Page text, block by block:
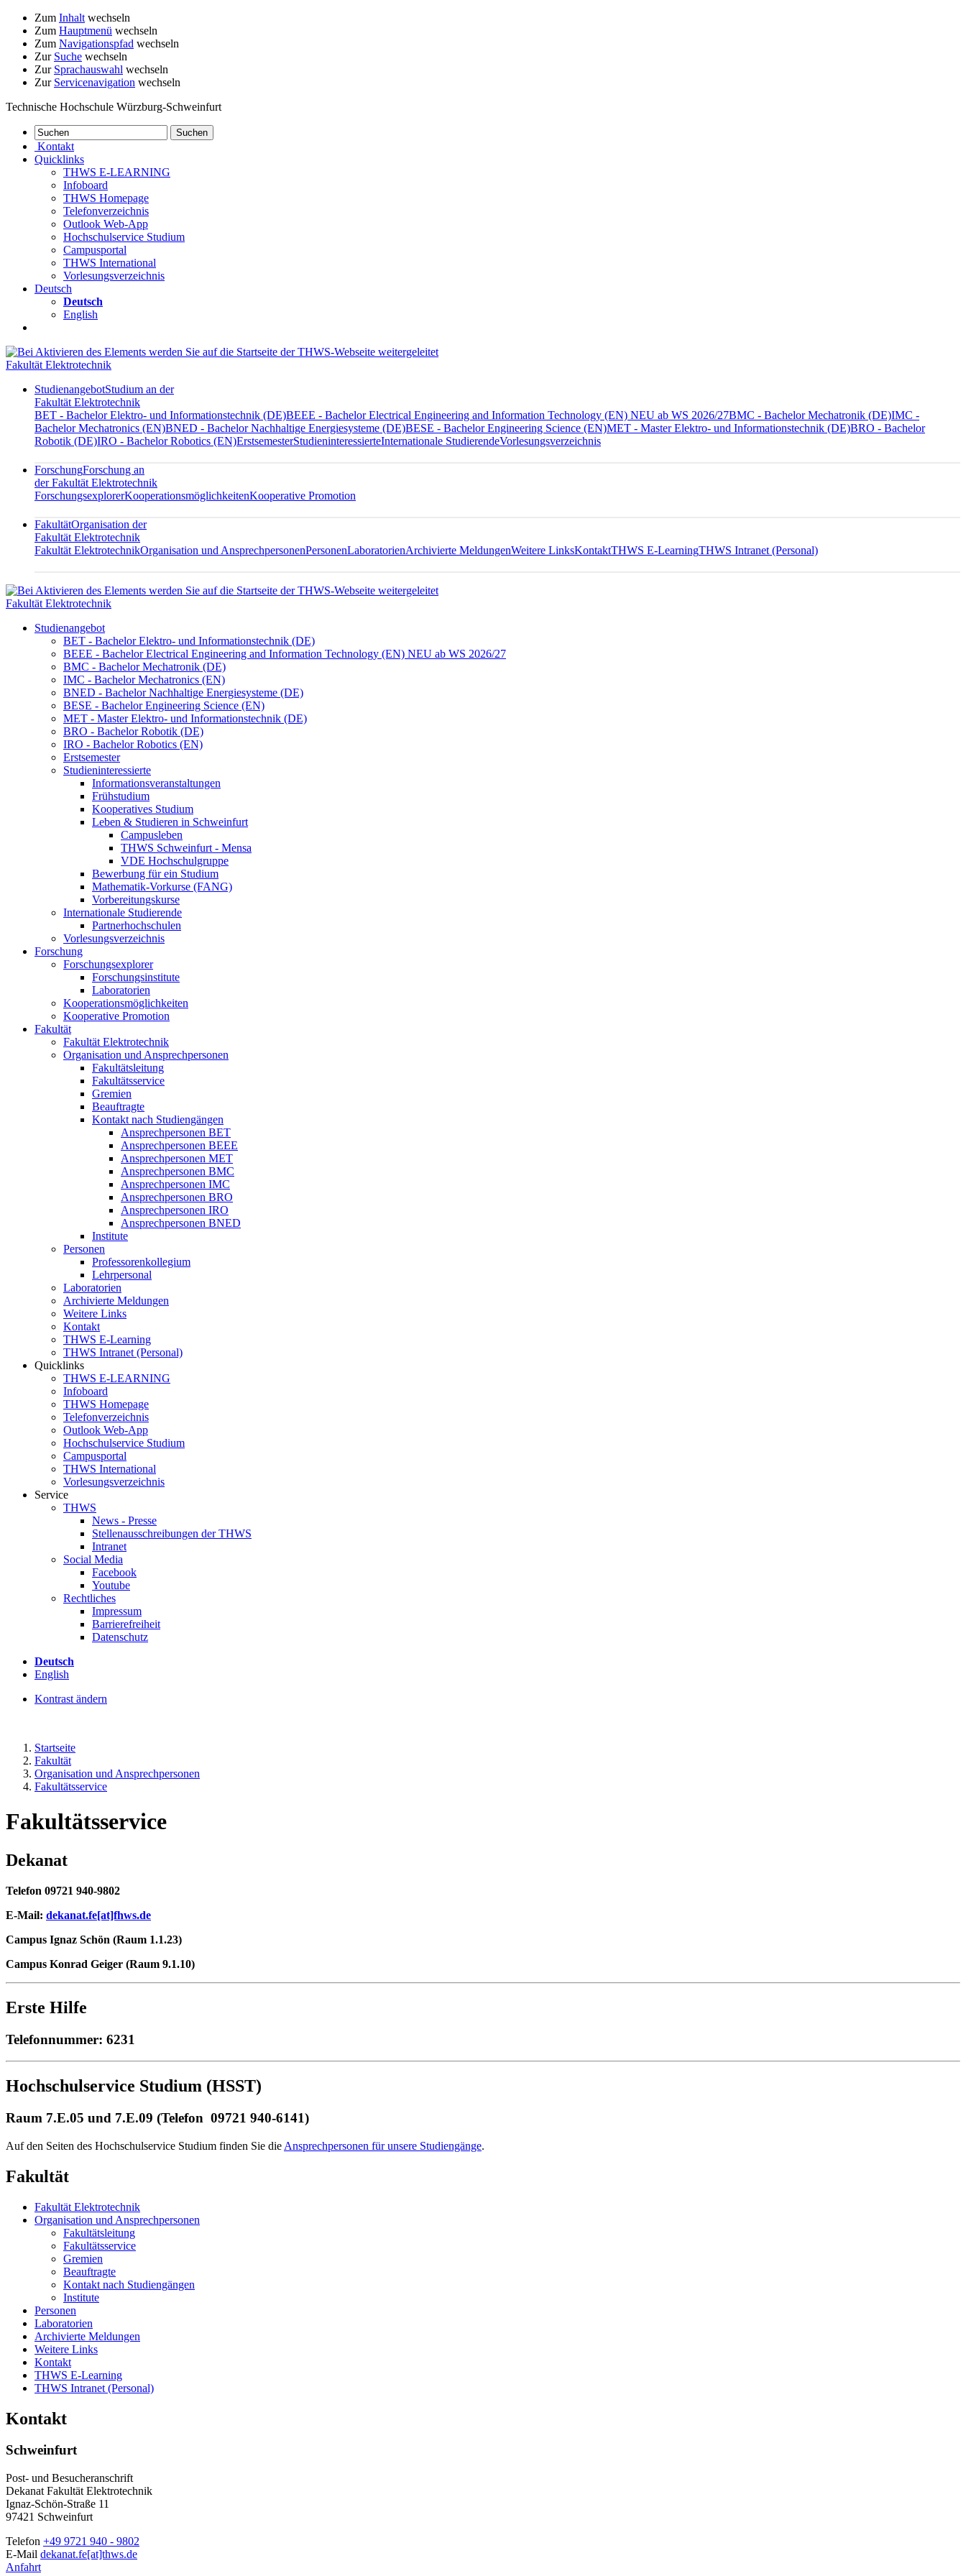
Zum Inhalt wechseln
Zum Hauptmenü wechseln
Zum Navigationspfad wechseln
Zur Suche wechseln
Zur Sprachauswahl wechseln
Zur Servicenavigation wechseln
Technische Hochschule Würzburg-Schweinfurt
Kontakt
Quicklinks
THWS E-LEARNING
Infoboard
THWS Homepage
Telefonverzeichnis
Outlook Web-App
Hochschulservice Studium
Campusportal
THWS International
Vorlesungsverzeichnis
Deutsch
Deutsch
English
Fakultät Elektrotechnik
StudienangebotStudium an der
Fakultät Elektrotechnik
BET - Bachelor Elektro- und Informationstechnik (DE)BEEE - Bachelor Electrical Engineering and Information Technology (EN) NEU ab WS 2026/27BMC - Bachelor Mechatronik (DE)IMC -
Bachelor Mechatronics (EN)BNED - Bachelor Nachhaltige Energiesysteme (DE)BESE - Bachelor Engineering Science (EN)MET - Master Elektro- und Informationstechnik (DE)BRO - Bachelor
Robotik (DE)IRO - Bachelor Robotics (EN)ErstsemesterStudieninteressierteInternationale StudierendeVorlesungsverzeichnis
ForschungForschung an
der Fakultät Elektrotechnik
ForschungsexplorerKooperationsmöglichkeitenKooperative Promotion
FakultätOrganisation der
Fakultät Elektrotechnik
Fakultät ElektrotechnikOrganisation und AnsprechpersonenPersonenLaboratorienArchivierte MeldungenWeitere LinksKontaktTHWS E-LearningTHWS Intranet (Personal)
Fakultät Elektrotechnik
Studienangebot
BET - Bachelor Elektro- und Informationstechnik (DE)
BEEE - Bachelor Electrical Engineering and Information Technology (EN) NEU ab WS 2026/27
BMC - Bachelor Mechatronik (DE)
IMC - Bachelor Mechatronics (EN)
BNED - Bachelor Nachhaltige Energiesysteme (DE)
BESE - Bachelor Engineering Science (EN)
MET - Master Elektro- und Informationstechnik (DE)
BRO - Bachelor Robotik (DE)
IRO - Bachelor Robotics (EN)
Erstsemester
Studieninteressierte
Informationsveranstaltungen
Frühstudium
Kooperatives Studium
Leben & Studieren in Schweinfurt
Campusleben
THWS Schweinfurt - Mensa
VDE Hochschulgruppe
Bewerbung für ein Studium
Mathematik-Vorkurse (FANG)
Vorbereitungskurse
Internationale Studierende
Partnerhochschulen
Vorlesungsverzeichnis
Forschung
Forschungsexplorer
Forschungsinstitute
Laboratorien
Kooperationsmöglichkeiten
Kooperative Promotion
Fakultät
Fakultät Elektrotechnik
Organisation und Ansprechpersonen
Fakultätsleitung
Fakultätsservice
Gremien
Beauftragte
Kontakt nach Studiengängen
Ansprechpersonen BET
Ansprechpersonen BEEE
Ansprechpersonen MET
Ansprechpersonen BMC
Ansprechpersonen IMC
Ansprechpersonen BRO
Ansprechpersonen IRO
Ansprechpersonen BNED
Institute
Personen
Professorenkollegium
Lehrpersonal
Laboratorien
Archivierte Meldungen
Weitere Links
Kontakt
THWS E-Learning
THWS Intranet (Personal)
Quicklinks
THWS E-LEARNING
Infoboard
THWS Homepage
Telefonverzeichnis
Outlook Web-App
Hochschulservice Studium
Campusportal
THWS International
Vorlesungsverzeichnis
Service
THWS
News - Presse
Stellenausschreibungen der THWS
Intranet
Social Media
Facebook
Youtube
Rechtliches
Impressum
Barrierefreiheit
Datenschutz
Deutsch
English
Kontrast ändern
Startseite
Fakultät
Organisation und Ansprechpersonen
Fakultätsservice
Fakultätsservice
Dekanat
Telefon 09721 940-9802
E-Mail: dekanat.fe[at]fhws.de
Campus Ignaz Schön (Raum 1.1.23)
Campus Konrad Geiger (Raum 9.1.10)
Erste Hilfe
Telefonnummer: 6231
Hochschulservice Studium (HSST)
Raum 7.E.05 und 7.E.09 (Telefon 09721 940-6141)
Auf den Seiten des Hochschulservice Studium finden Sie die Ansprechpersonen für unsere Studiengänge.
Fakultät
Fakultät Elektrotechnik
Organisation und Ansprechpersonen
Fakultätsleitung
Fakultätsservice
Gremien
Beauftragte
Kontakt nach Studiengängen
Institute
Personen
Laboratorien
Archivierte Meldungen
Weitere Links
Kontakt
THWS E-Learning
THWS Intranet (Personal)
Kontakt
Schweinfurt
Post- und Besucheranschrift
Dekanat Fakultät Elektrotechnik
Ignaz-Schön-Straße 11
97421 Schweinfurt
Telefon +49 9721 940 - 9802
E-Mail dekanat.fe[at]thws.de
Anfahrt